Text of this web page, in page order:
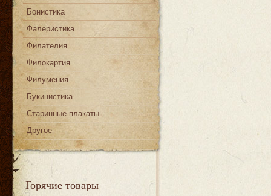
Бонистика
Фалеристика
Филателия
Филокартия
Филумения
Букинистика
Старинные плакаты
Другое
Горячие товары